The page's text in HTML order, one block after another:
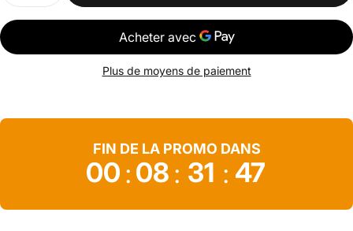
Plus de moyens de paiement
FIN DE LA PROMO DANS
00:08: 31 : 46